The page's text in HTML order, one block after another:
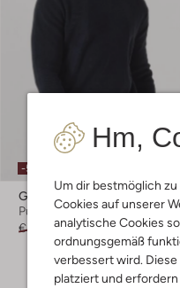
Hm,
Um dir bestmöglich
Cookies auf unserer
analytische Cookies
ordnungsgemäß
verbessert wird.
platziert und
-50%
G-Star Raw
Pullover
€ 99,99 € 49,99